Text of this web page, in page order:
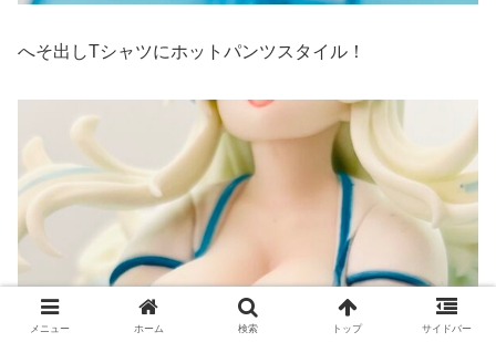
へそ出しTシャツにホットパンツスタイル！
メニュー ホーム 検索 トップ サイドバー